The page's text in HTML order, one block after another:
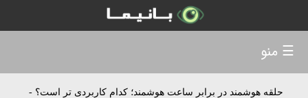
حلقه هوشمند در برابر ساعت هوشمند؛ کدام کاربردی تر است؟ -
☰ منو